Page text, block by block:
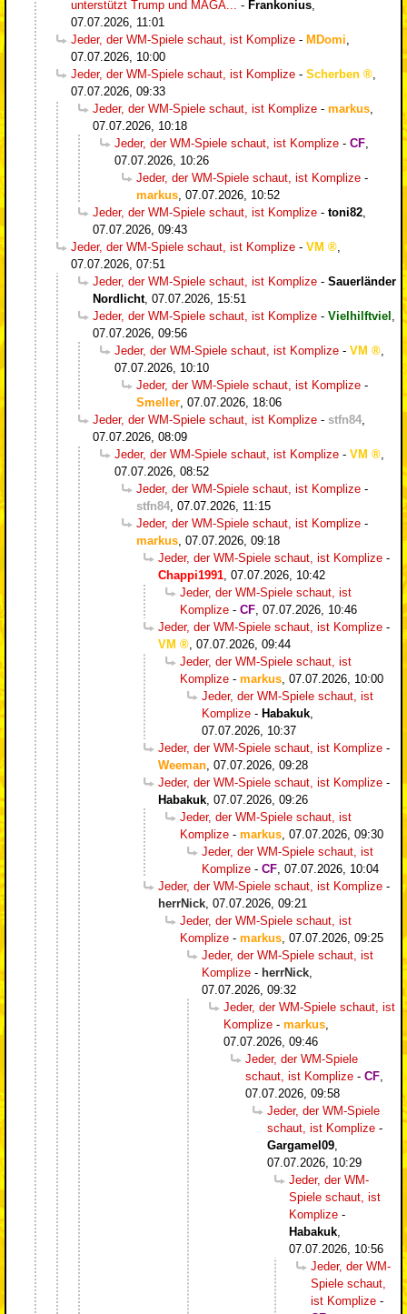
unterstützt Trump und MAGA... - Frankonius,
07.07.2026, 11:01
Jeder, der WM-Spiele schaut, ist Komplize - MDomi,
07.07.2026, 10:00
Jeder, der WM-Spiele schaut, ist Komplize - Scherben
,
07.07.2026, 09:33
Jeder, der WM-Spiele schaut, ist Komplize - markus,
07.07.2026, 10:18
Jeder, der WM-Spiele schaut, ist Komplize - CF,
07.07.2026, 10:26
Jeder, der WM-Spiele schaut, ist Komplize -
markus, 07.07.2026, 10:52
Jeder, der WM-Spiele schaut, ist Komplize - toni82,
07.07.2026, 09:43
Jeder, der WM-Spiele schaut, ist Komplize - VM
,
07.07.2026, 07:51
Jeder, der WM-Spiele schaut, ist Komplize - Sauerländer
Nordlicht, 07.07.2026, 15:51
Jeder, der WM-Spiele schaut, ist Komplize - Vielhilftviel ,
07.07.2026, 09:56
Jeder, der WM-Spiele schaut, ist Komplize - VM
,
07.07.2026, 10:10
Jeder, der WM-Spiele schaut, ist Komplize -
Smeller, 07.07.2026, 18:06
Jeder, der WM-Spiele schaut, ist Komplize - stfn84,
07.07.2026, 08:09
Jeder, der WM-Spiele schaut, ist Komplize - VM
,
07.07.2026, 08:52
Jeder, der WM-Spiele schaut, ist Komplize -
stfn84, 07.07.2026, 11:15
Jeder, der WM-Spiele schaut, ist Komplize -
markus, 07.07.2026, 09:18
Jeder, der WM-Spiele schaut, ist Komplize -
Chappi1991, 07.07.2026, 10:42
Jeder, der WM-Spiele schaut, ist
Komplize - CF, 07.07.2026, 10:46
Jeder, der WM-Spiele schaut, ist Komplize -
VM
, 07.07.2026, 09:44
Jeder, der WM-Spiele schaut, ist
Komplize - markus, 07.07.2026, 10:00
Jeder, der WM-Spiele schaut, ist
Komplize - Habakuk,
07.07.2026, 10:37
Jeder, der WM-Spiele schaut, ist Komplize -
Weeman, 07.07.2026, 09:28
Jeder, der WM-Spiele schaut, ist Komplize -
Habakuk, 07.07.2026, 09:26
Jeder, der WM-Spiele schaut, ist
Komplize - markus, 07.07.2026, 09:30
Jeder, der WM-Spiele schaut, ist
Komplize - CF, 07.07.2026, 10:04
Jeder, der WM-Spiele schaut, ist Komplize -
herrNick, 07.07.2026, 09:21
Jeder, der WM-Spiele schaut, ist
Komplize - markus, 07.07.2026, 09:25
Jeder, der WM-Spiele schaut, ist
Komplize - herrNick,
07.07.2026, 09:32
Jeder, der WM-Spiele schaut, ist
Komplize - markus,
07.07.2026, 09:46
Jeder, der WM-Spiele
schaut, ist Komplize - CF,
07.07.2026, 09:58
Jeder, der WM-Spiele
schaut, ist Komplize -
Gargamel09,
07.07.2026, 10:29
Jeder, der WM-
Spiele schaut, ist
Komplize -
Habakuk,
07.07.2026, 10:56
Jeder, der WM-
Spiele schaut,
ist Komplize -